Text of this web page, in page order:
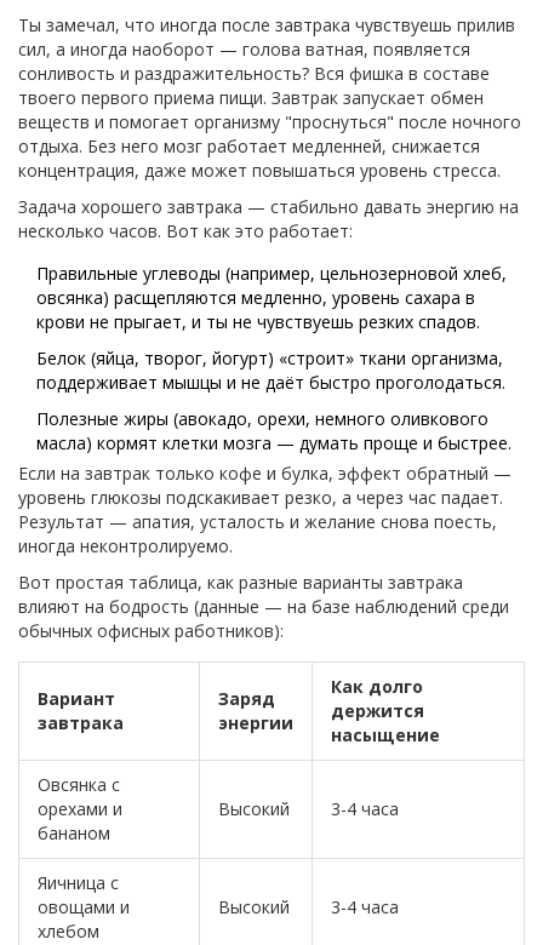
Ты замечал, что иногда после завтрака чувствуешь прилив
сил, а иногда наоборот — голова ватная, появляется
сонливость и раздражительность? Вся фишка в составе
твоего первого приема пищи. Завтрак запускает обмен
веществ и помогает организму "проснуться" после ночного
отдыха. Без него мозг работает медленней, снижается
концентрация, даже может повышаться уровень стресса.
Задача хорошего завтрака — стабильно давать энергию на
несколько часов. Вот как это работает:
Правильные углеводы (например, цельнозерновой хлеб,
овсянка) расщепляются медленно, уровень сахара в
крови не прыгает, и ты не чувствуешь резких спадов.
Белок (яйца, творог, йогурт) «строит» ткани организма,
поддерживает мышцы и не даёт быстро проголодаться.
Полезные жиры (авокадо, орехи, немного оливкового
масла) кормят клетки мозга — думать проще и быстрее.
Если на завтрак только кофе и булка, эффект обратный —
уровень глюкозы подскакивает резко, а через час падает.
Результат — апатия, усталость и желание снова поесть,
иногда неконтролируемо.
Вот простая таблица, как разные варианты завтрака
влияют на бодрость (данные — на базе наблюдений среди
обычных офисных работников):
Вариант
завтрака
Заряд
энергии
Как долго
держится
насыщение
Овсянка с
орехами и
бананом
Высокий 3-4 часа
Яичница с
овощами и
хлебом
Высокий 3-4 часа